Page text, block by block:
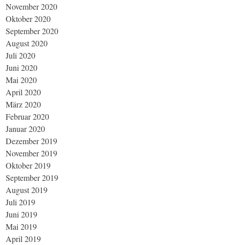
November 2020
Oktober 2020
September 2020
August 2020
Juli 2020
Juni 2020
Mai 2020
April 2020
März 2020
Februar 2020
Januar 2020
Dezember 2019
November 2019
Oktober 2019
September 2019
August 2019
Juli 2019
Juni 2019
Mai 2019
April 2019